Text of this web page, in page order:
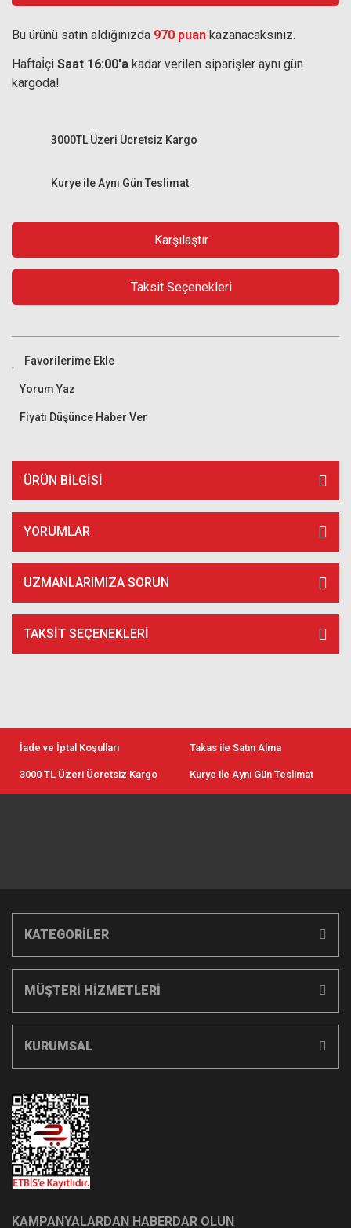
Bu ürünü satın aldığınızda 970 puan kazanacaksınız.
Haftaİçi Saat 16:00'a kadar verilen siparişler aynı gün
kargoda!
Kurye ile Aynı Gün Teslimat
3000TL Üzeri Ücretsiz Kargo
Karşılaştır
Taksit Seçenekleri
Yorum Yaz
Fiyatı Düşünce Haber Ver
ÜRÜN BILGISI
YORUMLAR
UZMANLARIMIZA SORUN
TAKSIT SEÇENEKLERI
İade ve İptal Koşulları Takas ile Satın Alma
3000 TL Üzeri Ücretsiz Kargo Kurye ile Aynı Gün Teslimat
KATEGORİLER
MÜŞTERİ HİZMETLERİ
KURUMSAL
KAMPANYALARDAN HABERDAR OLUN